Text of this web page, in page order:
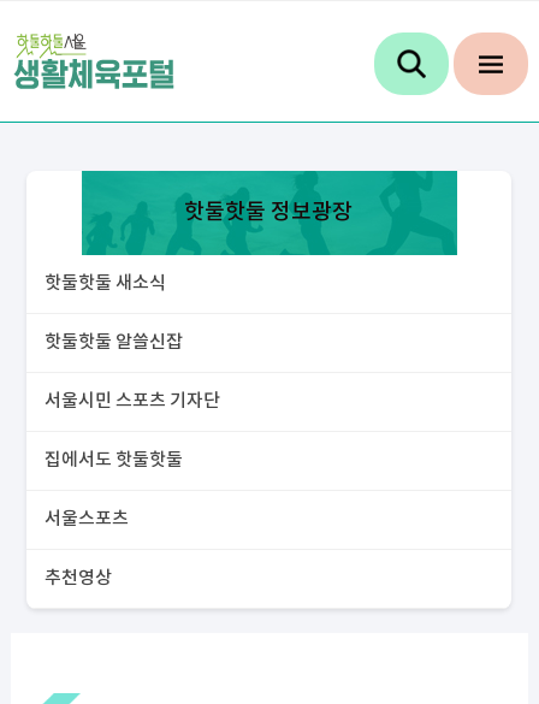
핫둘핫둘 정보광장
핫둘핫둘 새소식
핫둘핫둘 알쓸신잡
서울시민 스포츠 기자단
집에서도 핫둘핫둘
서울스포츠
추천영상